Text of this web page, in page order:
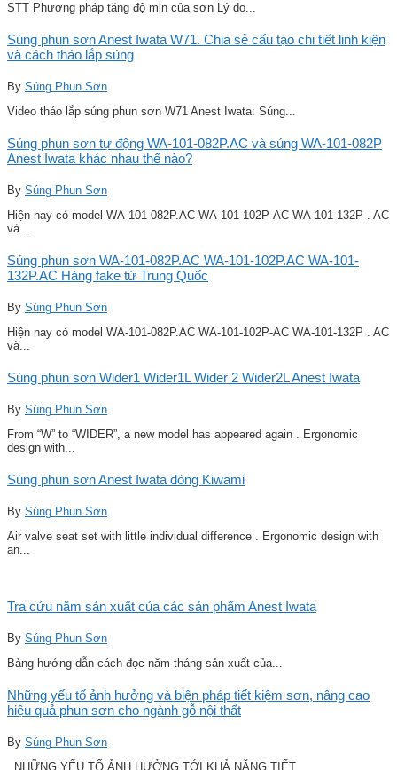
STT Phương pháp tăng độ mịn của sơn Lý do...
Súng phun sơn Anest Iwata W71. Chia sẻ cấu tạo chi tiết linh kiện
và cách tháo lắp súng
By Súng Phun Sơn
Video tháo lắp súng phun sơn W71 Anest Iwata: Súng...
Súng phun sơn tự động WA-101-082P.AC và súng WA-101-082P
Anest Iwata khác nhau thế nào?
By Súng Phun Sơn
Hiện nay có model WA-101-082P.AC WA-101-102P-AC WA-101-132P . AC
và...
Súng phun sơn WA-101-082P.AC WA-101-102P.AC WA-101-
132P.AC Hàng fake từ Trung Quốc
By Súng Phun Sơn
Hiện nay có model WA-101-082P.AC WA-101-102P-AC WA-101-132P . AC
và...
Súng phun sơn Wider1 Wider1L Wider 2 Wider2L Anest Iwata
By Súng Phun Sơn
From “W” to “WIDER”, a new model has appeared again . Ergonomic
design with...
Súng phun sơn Anest Iwata dòng Kiwami
By Súng Phun Sơn
Air valve seat set with little individual difference . Ergonomic design with
an...
Tra cứu năm sản xuất của các sản phẩm Anest Iwata
By Súng Phun Sơn
Bảng hướng dẫn cách đọc năm tháng sản xuất của...
Những yếu tố ảnh hưởng và biện pháp tiết kiệm sơn, nâng cao
hiệu quả phun sơn cho ngành gỗ nội thất
By Súng Phun Sơn
NHỮNG YẾU TỐ ẢNH HƯỞNG TỚI KHẢ NĂNG TIẾT...